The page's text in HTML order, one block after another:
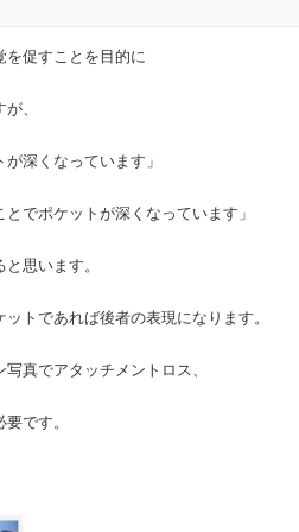
を促すことを目的に
、
深くなっています」
でポケットが深くなっています」
思います。
トであれば後者の表現になります。
真でアタッチメントロス、
です。